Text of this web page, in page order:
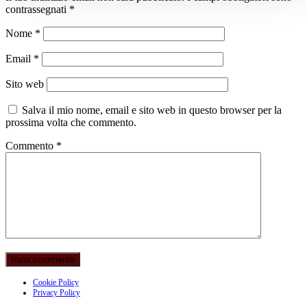
contrassegnati *
Nome *
Email *
Sito web
Salva il mio nome, email e sito web in questo browser per la
prossima volta che commento.
Commento *
Cookie Policy
Privacy Policy